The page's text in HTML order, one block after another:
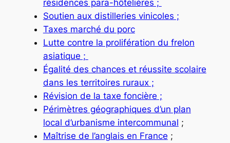
résidences para-hôtelières ;
Soutien aux distilleries vinicoles ;
Taxes marché du porc
Lutte contre la prolifération du frelon
asiatique ;
Égalité des chances et réussite scolaire
dans les territoires ruraux ;
Révision de la taxe foncière ;
Périmètres géographiques d’un plan
local d’urbanisme intercommunal ;
Maîtrise de l’anglais en France ;